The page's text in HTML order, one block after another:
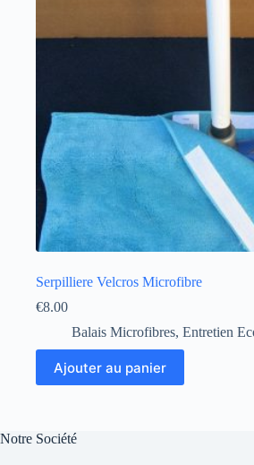
Serpilliere Velcros Microfibre
€8.00
Balais Microfibres, Entretien
Ajouter au panier
Notre Société